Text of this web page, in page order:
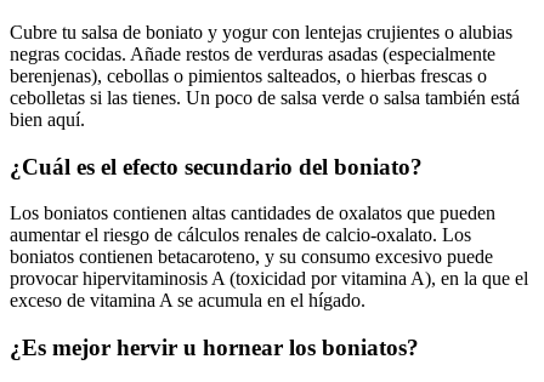
Cubre tu salsa de boniato y yogur con lentejas crujientes o alubias
negras cocidas. Añade restos de verduras asadas (especialmente
berenjenas), cebollas o pimientos salteados, o hierbas frescas o
cebolletas si las tienes. Un poco de salsa verde o salsa también está
bien aquí.
¿Cuál es el efecto secundario del boniato?
Los boniatos contienen altas cantidades de oxalatos que pueden
aumentar el riesgo de cálculos renales de calcio-oxalato. Los
boniatos contienen betacaroteno, y su consumo excesivo puede
provocar hipervitaminosis A (toxicidad por vitamina A), en la que el
exceso de vitamina A se acumula en el hígado.
¿Es mejor hervir u hornear los boniatos?